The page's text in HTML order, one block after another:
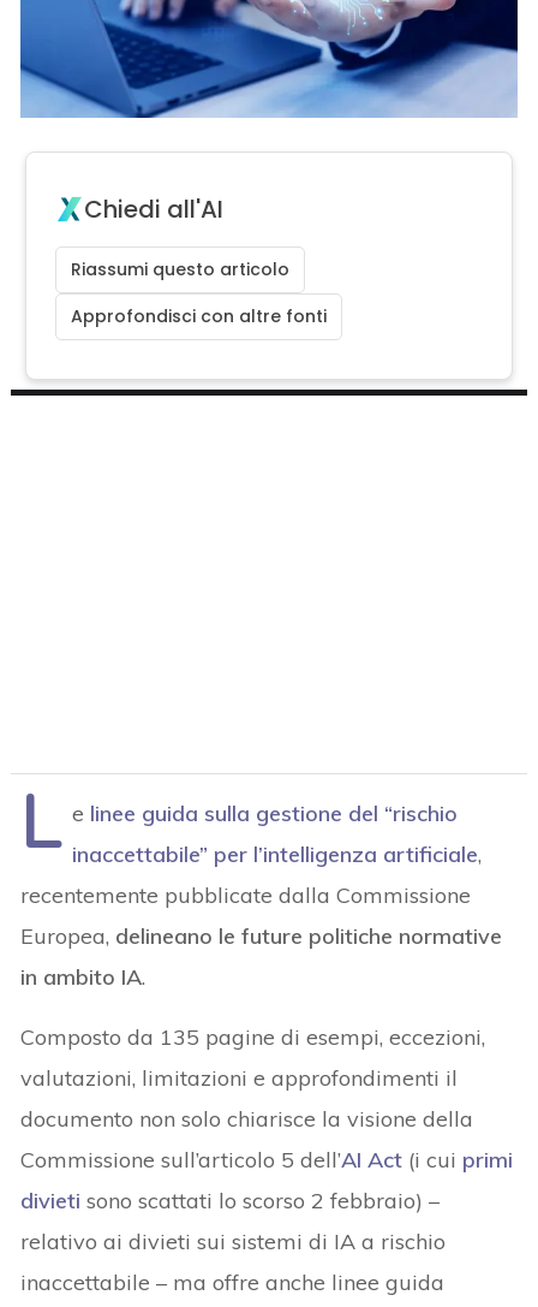
Chiedi all'AI
Riassumi questo articolo
Approfondisci con altre fonti
L e linee guida sulla gestione del “rischio
inaccettabile” per l’intelligenza artificiale,
recentemente pubblicate dalla Commissione
Europea, delineano le future politiche normative
in ambito IA.
Composto da 135 pagine di esempi, eccezioni,
valutazioni, limitazioni e approfondimenti il
documento non solo chiarisce la visione della
Commissione sull’articolo 5 dell’AI Act (i cui primi
divieti sono scattati lo scorso 2 febbraio) –
relativo ai divieti sui sistemi di IA a rischio
inaccettabile – ma offre anche linee guida